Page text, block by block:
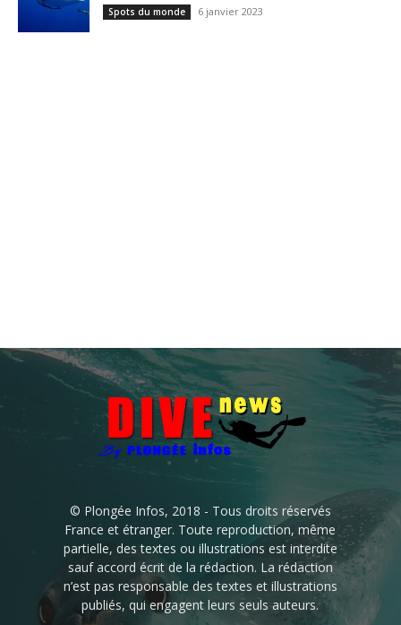
Spots du monde 6 janvier 2023
© Plongée Infos, 2018 - Tous droits réservés
France et étranger. Toute reproduction, même
partielle, des textes ou illustrations est interdite
sauf accord écrit de la rédaction. La rédaction
n’est pas responsable des textes et illustrations
publiés, qui engagent leurs seuls auteurs.